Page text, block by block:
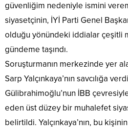
güvenliğim nedeniyle ismini
siyasetçinin, İYİ Parti Genel
olduğu yönündeki iddialar çeşitli
gündeme taşındı.
Soruşturmanın merkezinde yer
Sarp Yalçınkaya’nın savcılığa
Gülibrahimoğlu’nun İBB çevresiyle
eden üst düzey bir muhalefet
belirtildi. Yalçınkaya’nın, bu